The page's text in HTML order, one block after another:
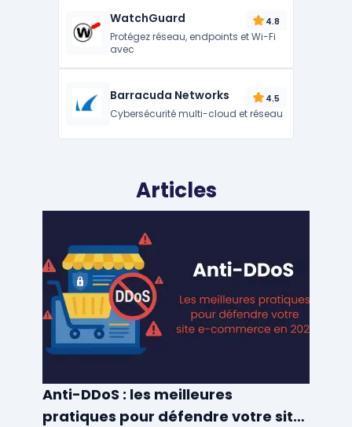
WatchGuard 4.8
Protégez réseau, endpoints et Wi-Fi
avec
Barracuda Networks 4.5
Cybersécurité multi-cloud et réseau
Articles
Anti-DDoS : les meilleures
pratiques pour défendre votre site